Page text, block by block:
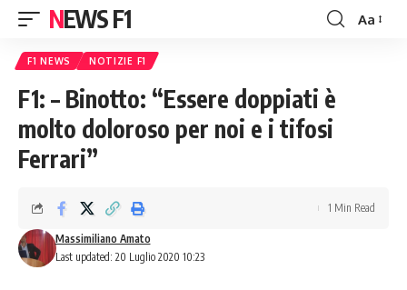
NEWS F1
Font
Aa
F1 NEWS NOTIZIE F1
F1: – Binotto: “Essere doppiati è
molto doloroso per noi e i tifosi
Ferrari”
Last updated: 20 Luglio 2020 10:23
Massimiliano Amato
1 Min Read